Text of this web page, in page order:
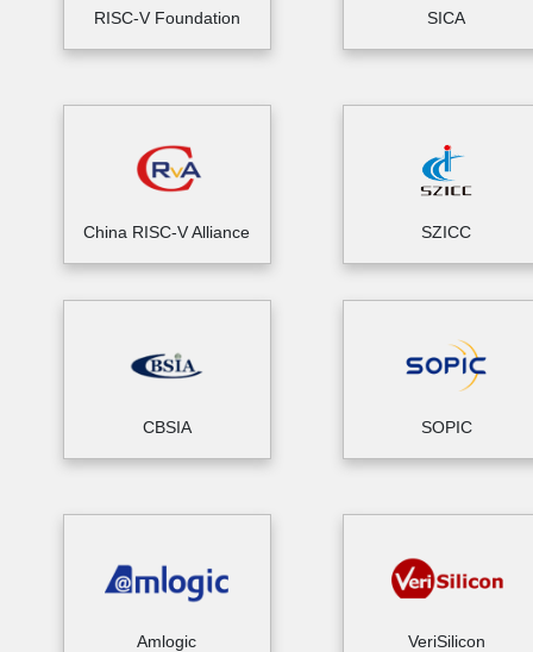
RISC-V Foundation SICA
China RISC-V Alliance SZICC
CBSIA SOPIC
Amlogic VeriSilicon